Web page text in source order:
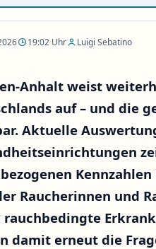
19:02 Uhr Luigi Sebatino
Anhalt weist
auf – und die
Aktuelle
Raucherinnen und
rauchbedingte
damit erneut die